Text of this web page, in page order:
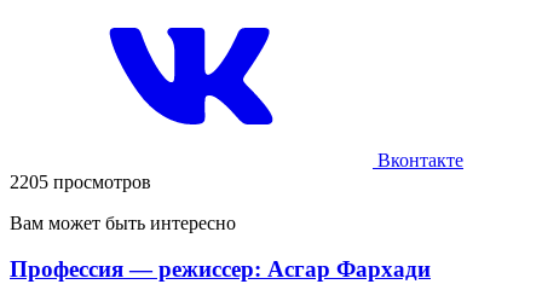
Вконтакте
2205 просмотров
Вам может быть интересно
Профессия — режиссер: Асгар Фархади